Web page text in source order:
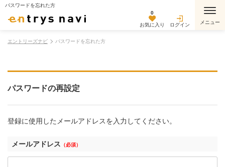
パスワードを忘れた方
0
お気に入り ログイン
エントリーズナビ パスワードを忘れた方
パスワードの再設定
登録に使用したメールアドレスを入力してください。
メールアドレス （必須）